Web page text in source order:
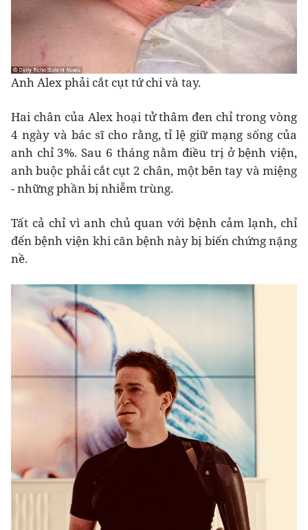
Anh Alex phải cắt cụt tứ chi và tay.
Hai chân của Alex hoại tử thâm đen chỉ trong vòng
4 ngày và bác sĩ cho rằng, tỉ lệ giữ mạng sống của
anh chỉ 3%. Sau 6 tháng nằm điều trị ở bệnh viện,
anh buộc phải cắt cụt 2 chân, một bên tay và miệng
- những phần bị nhiễm trùng.
Tất cả chỉ vì anh chủ quan với bệnh cảm lạnh, chỉ
đến bệnh viện khi căn bệnh này bị biến chứng nặng
nề.